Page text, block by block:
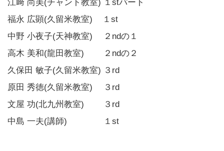
江﨑 尚美(チャント教室) １stパート
福永 広顕(久留米教室) １st
中野 小夜子(天神教室) ２ndの１
高木 美和(龍田教室) ２ndの２
久保田 敏子(久留米教室) ３rd
原田 秀徳(久留米教室) ３rd
文屋 功(北九州教室) ３rd
中島 一夫(講師) １st